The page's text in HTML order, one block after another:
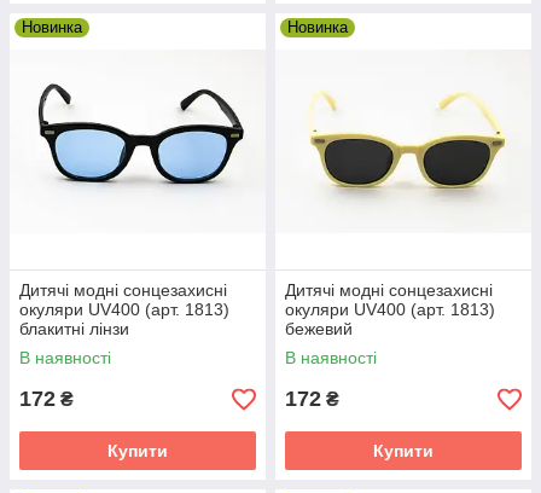
Новинка
Дитячі модні сонцезахисні
окуляри UV400 (арт. 1813)
блакитні лінзи
В наявності
172 ₴
Купити
Новинка
Дитячі модні сонцезахисні
окуляри UV400 (арт. 1813)
бежевий
В наявності
172 ₴
Купити